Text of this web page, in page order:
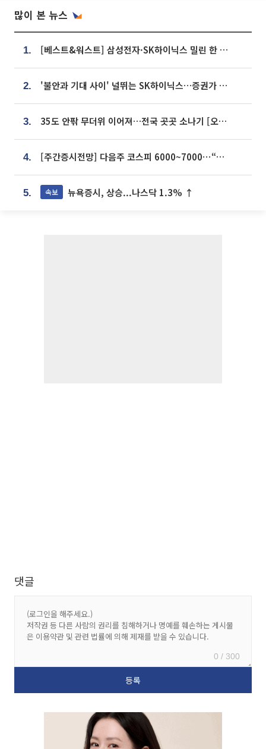
많이 본 뉴스
1. [베스트&워스트] 삼성전자·SK하이닉스 밀린 한 주…상상인증권은 85% 급등
2. '불안과 기대 사이' 널뛰는 SK하이닉스…증권가 "HBM4·LTA 기반 펀터멘털 견고"
3. 35도 안팎 무더위 이어져…전국 곳곳 소나기 [오늘 날씨]
4. [주간증시전망] 다음주 코스피 6000~7000⋯“外人 수급은 정책이 변수”
5. 속보 뉴욕증시, 상승...나스닥 1.3% ↑
댓글
0 / 300